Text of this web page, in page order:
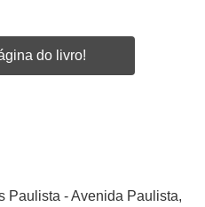
do livro!
Paulista - Avenida Paulista,